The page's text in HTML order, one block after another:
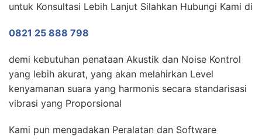
untuk Konsultasi Lebih Lanjut Silahkan Hubungi Kami di
0821 25 888 798
demi kebutuhan penataan Akustik dan Noise Kontrol
yang lebih akurat, yang akan melahirkan Level
kenyamanan suara yang harmonis secara standarisasi
vibrasi yang Proporsional
Kami pun mengadakan Peralatan dan Software